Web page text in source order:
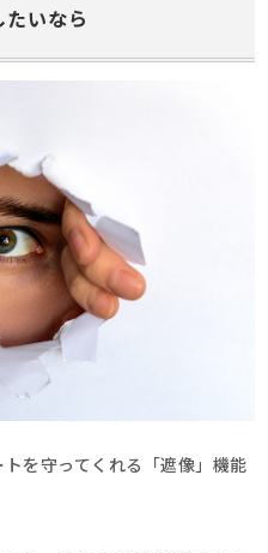
いなら
を守ってくれる「遮像」機能